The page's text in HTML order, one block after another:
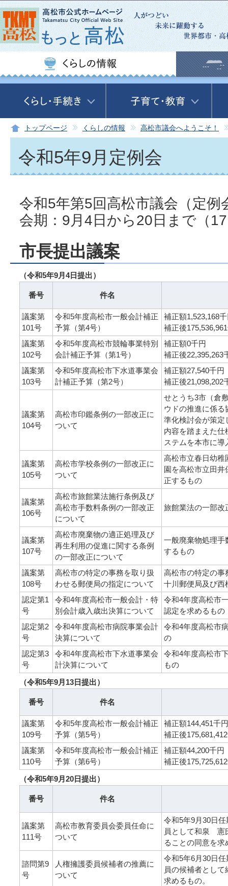
この
トップページ くらしの情報 高松市議会へようこそ！
令和5年9月定例会
令和5年第5回高松市議会（定
会期：9月4日から20日まで（
市長提出議案
（令和5年9月4日提出）
番号 件名
議案第
101号
令和5年度高松市一般会計補正
予算（第4号）
補正額1,523,168
補正後
議案第
102号
令和5年度高松市競輪事業特別
会計補正予算（第1号）
補正額0千円
補正後22,395,263
議案第
103号
令和5年度高松市下水道事業会
計補正予算（第2号）
補正額27,540千円
補正後21,098,202
議案第
104号
高松市印鑑条例の一部改正に
ついて
せとうち3市（倉
ウドの推進に係
準化検討会が策定
内容を踏まえた
ステムを本市に
議案第
105号
高松市学校条例の一部改正に
ついて
高松市立春日幼稚
園を高松市立田
正するもの
議案第
106号
高松市旅館業法施行条例及び
高松市手数料条例の一部改正
について
旅館業法の一部改
議案第
107号
高松市廃棄物の適正処理及び
再生利用の促進に関する条例
の一部改正について
一般廃棄物処理手
するもの
議案第
108号
高松市の特定の事務を取り扱
わせる郵便局の指定について
高松市の特定の事
十川郵便局及び西
認定第1
号
令和4年度高松市一般会計・特
別会計歳入歳出決算について
令和4年度高松市
認定を求めるもの
認定第2
号
令和4年度高松市病院事業会計
決算について
令和4年度高松市
の
認定第3
号
令和4年度高松市下水道事業会
計決算について
令和4年度高松市
もの
（令和5年9月13日提出）
番号 件名
議案第
109号
令和5年度高松市一般会計補正
予算（第5号）
補正額144,451千円
補正後175,681,412
議案第
110号
令和5年度高松市一般会計補正
予算（第6号）
補正額44,200千円
補正後
（令和5年9月20日提出）
番号 件名
議案第
111号
高松市教育委員会委員任命に
ついて
令和5年9月30日
員として和泉 憲
ることの同意を求
諮問第9
号
人権擁護委員候補者の推薦に
ついて
令和5年6月30日
員の候補者とし
求めるもの。